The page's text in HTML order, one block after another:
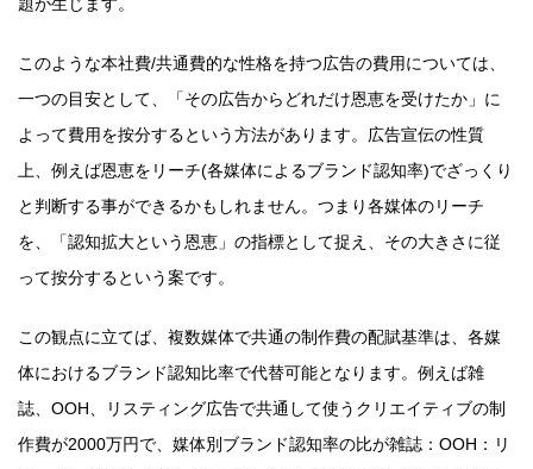
このような本社費/共通費的な性格を持つ広告の費用については、
一つの目安として、「その広告からどれだけ恩恵を受けたか」に
よって費用を按分するという方法があります。広告宣伝の性質
上、例えば恩恵をリーチ(各媒体によるブランド認知率)でざっくり
と判断する事ができるかもしれません。つまり各媒体のリーチ
を、「認知拡大という恩恵」の指標として捉え、その大きさに従
って按分するという案です。
この観点に立てば、複数媒体で共通の制作費の配賦基準は、各媒
体におけるブランド認知比率で代替可能となります。例えば雑
誌、OOH、リスティング広告で共通して使うクリエイティブの制
作費が2000万円で、媒体別ブランド認知率の比が雑誌：OOH：リ